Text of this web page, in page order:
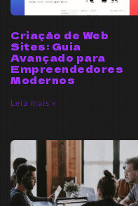
Criação de Web
Sites: Guia
Avançado para
Empreendedores
Modernos
Leia mais »